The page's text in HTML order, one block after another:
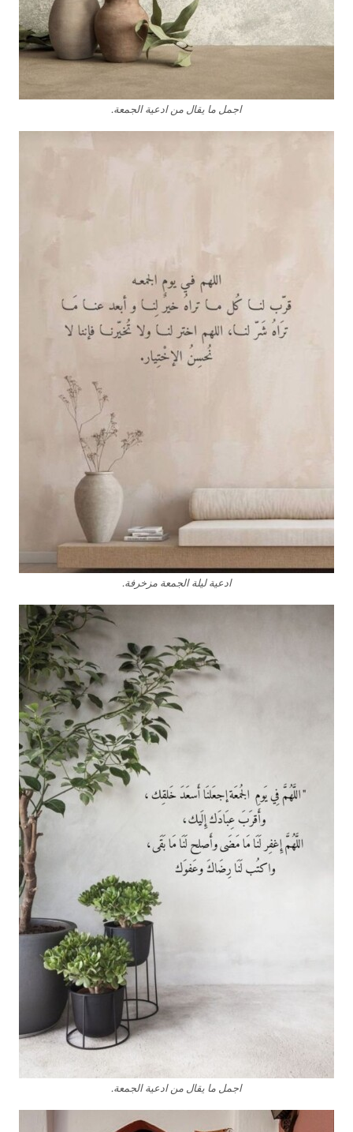
اجمل ما يقال من ادعية الجمعة.
ادعية ليلة الجمعة مزخرفة.
اجمل ما يقال من ادعية الجمعة.